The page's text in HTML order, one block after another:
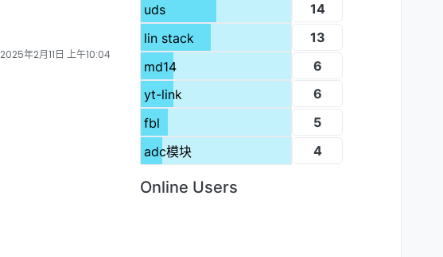
2025年2月11日 上午10:04
uds
14
lin stack
13
md14
6
yt-link
6
fbl
5
adc模块
4
Online Users